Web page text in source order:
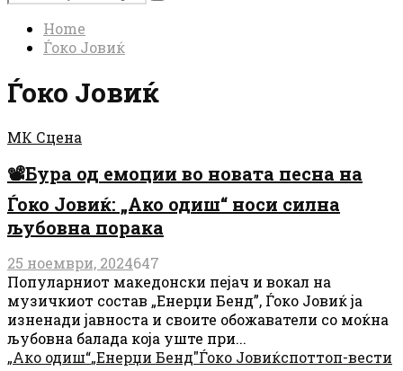
for:
Search
Home
Ѓоко Јовиќ
Ѓоко Јовиќ
МК Сцена
📽Бура од емоции во новата песна на
Ѓоко Јовиќ: „Ако одиш“ носи силна
љубовна порака
25 ноември, 2024647
Популарниот македонски пејач и вокал на
музичкиот состав „Енерџи Бенд”, Ѓоко Јовиќ ја
изненади јавноста и своите обожаватели со моќна
љубовна балада која уште при...
„Ако одиш“„Енерџи Бенд"Ѓоко Јовиќспоттоп-вести